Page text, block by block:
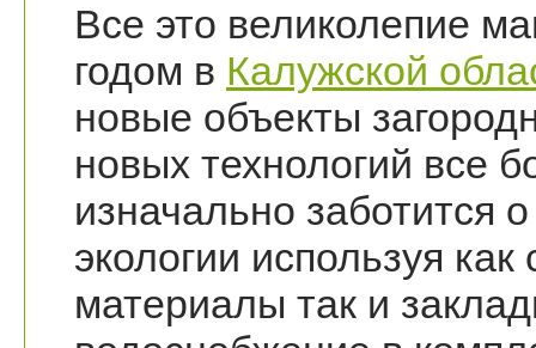
Все это великолепие
годом в Калужской
новые объекты
новых технологий все
изначально заботится
экологии используя
материалы так и